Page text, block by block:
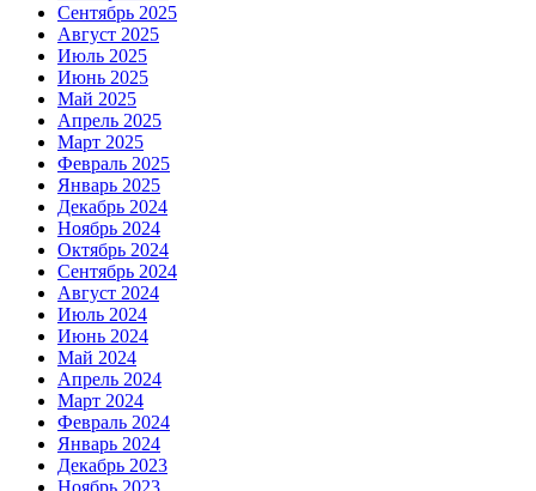
Сентябрь 2025
Август 2025
Июль 2025
Июнь 2025
Май 2025
Апрель 2025
Март 2025
Февраль 2025
Январь 2025
Декабрь 2024
Ноябрь 2024
Октябрь 2024
Сентябрь 2024
Август 2024
Июль 2024
Июнь 2024
Май 2024
Апрель 2024
Март 2024
Февраль 2024
Январь 2024
Декабрь 2023
Ноябрь 2023